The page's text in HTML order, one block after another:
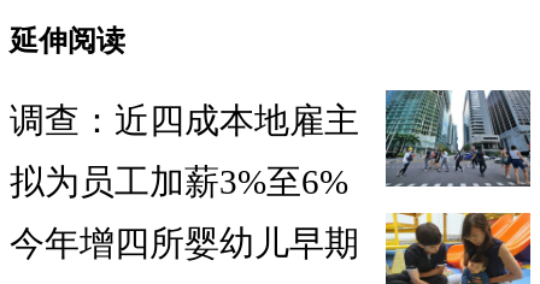
延伸阅读
调查：近四成本地雇主
拟为员工加薪3%至6%
今年增四所婴幼儿早期